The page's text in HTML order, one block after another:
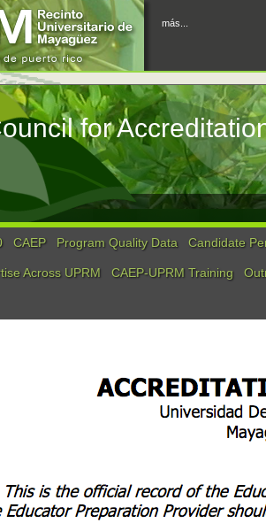
más...
for
CAEP Program Quality Data Candidate
Across UPRM CAEP-UPRM Training